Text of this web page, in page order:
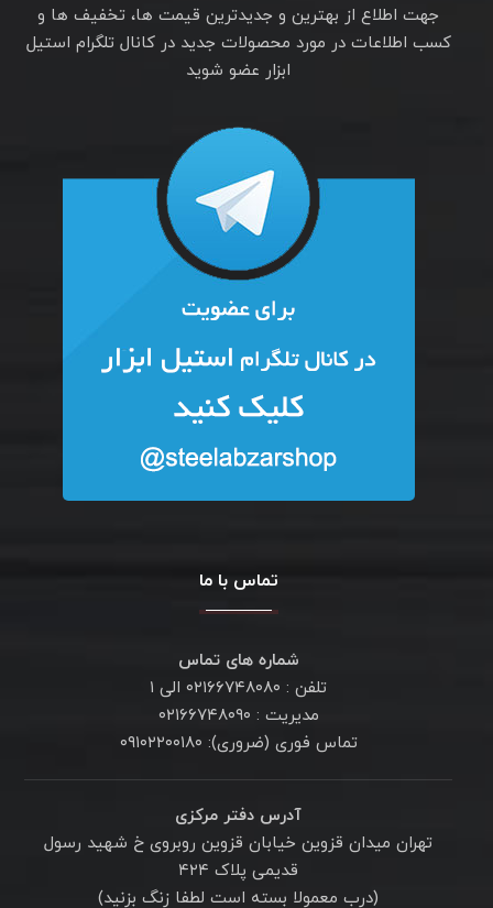
جهت اطلاع از بهترین و جدیدترین قیمت ها، تخفیف ها و
کسب اطلاعات در مورد محصولات جدید در کانال تلگرام استیل
ابزار عضو شوید
تماس با ما
شماره های تماس
تلفن : ۰۲۱۶۶۷۴۸۰۸۰ الی ۱
مدیریت : ۰۲۱۶۶۷۴۸۰۹۰
تماس فوری (ضروری): ۰۹۱۰۲۲۰۰۱۸۰
آدرس دفتر مرکزی
تهران میدان قزوین خیابان قزوین روبروی خ شهید رسول
قدیمی پلاک ۴۲۴
(درب معمولا بسته است لطفا زنگ بزنید)